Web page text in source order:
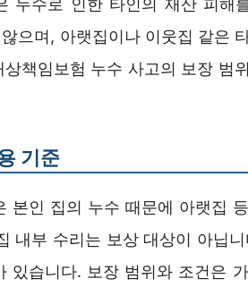
누수로 인한 타인의 재산 피해
으며, 아랫집이나 이웃집 같은
책임보험 누수 사고의 보장 범
기준
본인 집의 누수 때문에 아랫집
내부 수리는 보상 대상이 아닙
있습니다. 보장 범위와 조건은